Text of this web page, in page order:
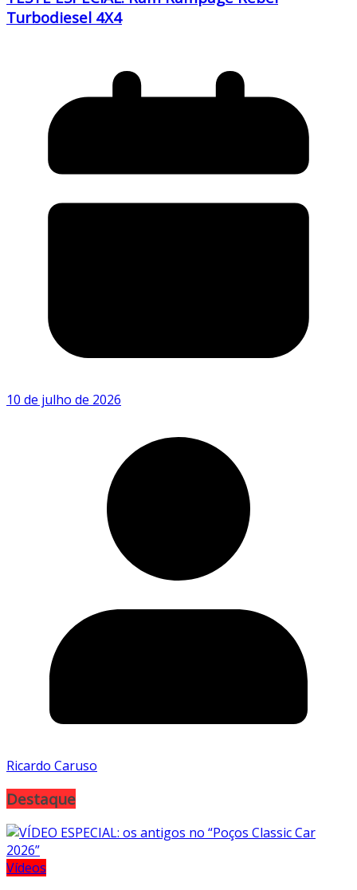
Turbodiesel 4X4
10 de julho de 2026
Ricardo Caruso
Destaque
Vídeos